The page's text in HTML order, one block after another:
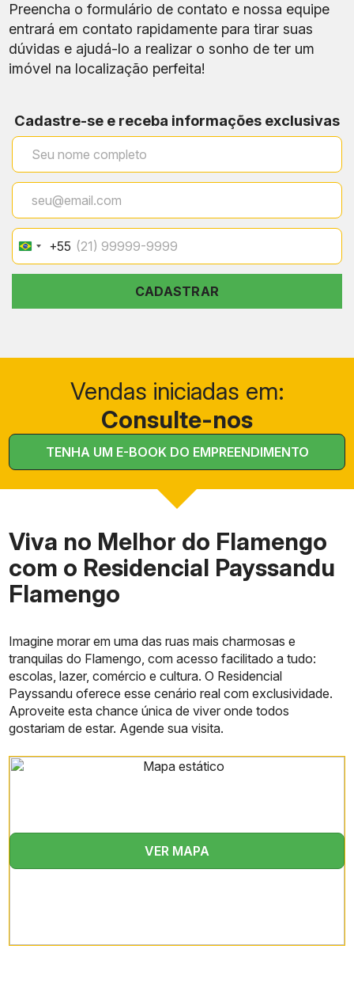
Preencha o formulário de contato e nossa equipe
entrará em contato rapidamente para tirar suas
dúvidas e ajudá-lo a realizar o sonho de ter um
imóvel na localização perfeita!
Cadastre-se e receba informações exclusivas
Brazil
+55
+55
CADASTRAR
Vendas iniciadas em:
Consulte-nos
TENHA UM E-BOOK DO EMPREENDIMENTO
Viva no Melhor do Flamengo
com o Residencial Payssandu
Flamengo
Imagine morar em uma das ruas mais charmosas e
tranquilas do Flamengo, com acesso facilitado a tudo:
escolas, lazer, comércio e cultura. O Residencial
Payssandu oferece esse cenário real com exclusividade.
Aproveite esta chance única de viver onde todos
gostariam de estar. Agende sua visita.
VER MAPA